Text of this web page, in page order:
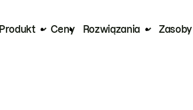
Produkt Ceny Rozwiązania Zasoby